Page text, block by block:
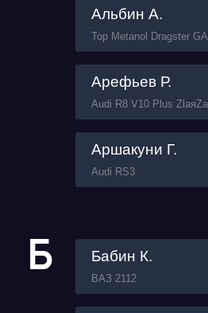
Альбин А.
Арефьев Р.
Аршакуни Г.
Audi RS3
Б Бабин К.
ВАЗ 2112